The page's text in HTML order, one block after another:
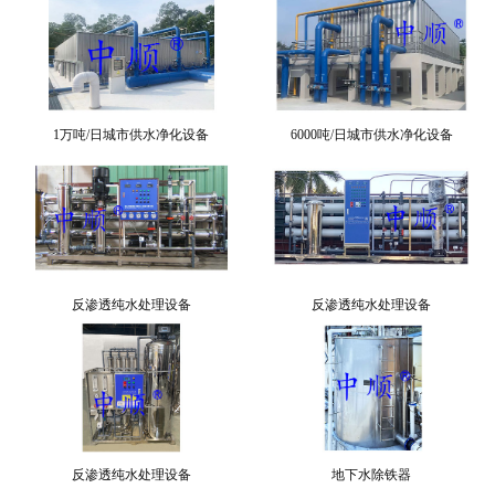
1万吨/日城市供水净化设备 6000吨/日城市供水净化设备
反渗透纯水处理设备 反渗透纯水处理设备
反渗透纯水处理设备 地下水除铁器